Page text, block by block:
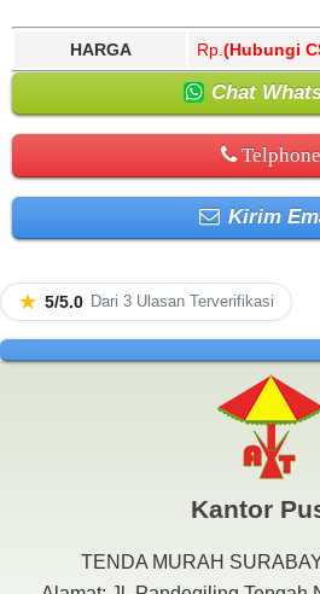
HARGA Rp. (Hubungi
Chat
Telphone
Kirim
★ 5/5.0 Dari 3 Ulasan Terverifikasi
Kantor
TENDA MURAH